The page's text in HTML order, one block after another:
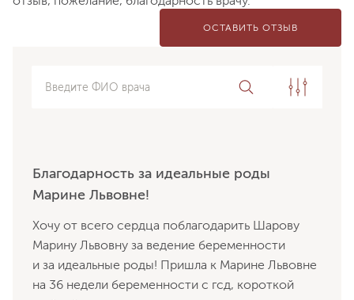
Благодарность за идеальные роды
Марине Львовне!
Хочу от всего сердца поблагодарить Шарову
Марину Львовну за ведение беременности
и за идеальные роды! Пришла к Марине Львовне
на 36 недели беременности с гсд, короткой
Введите ФИО врача
ОСТАВИТЬ ОТЗЫВ